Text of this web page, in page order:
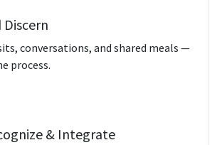
Discern
conversations, and shared meals —
process.
& Integrate